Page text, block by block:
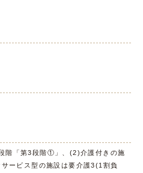
階「第3段階①」、(2)介護付きの施
ービス型の施設は要介護3(1割負